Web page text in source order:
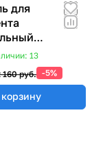
для
мм ER-
13
160 руб. -5%